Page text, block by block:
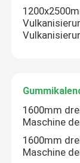
1600mm
Maschine
1600mm
Maschine